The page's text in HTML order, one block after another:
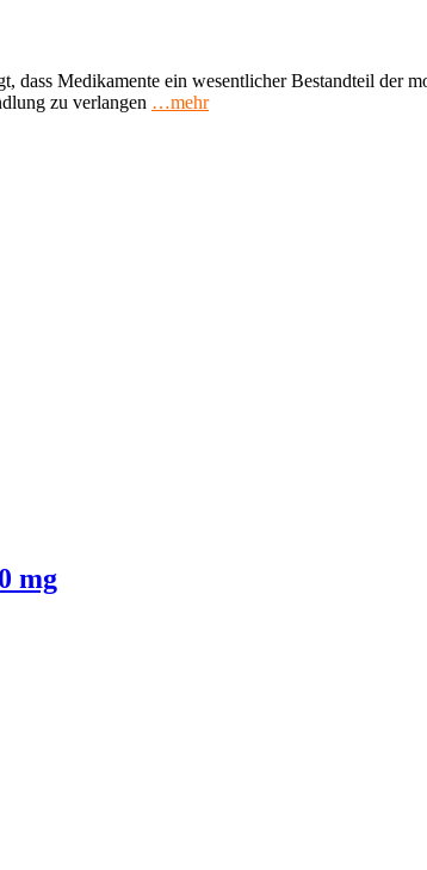
dass Medikamente ein wesentlicher Bestandteil der
zu verlangen …mehr
mg